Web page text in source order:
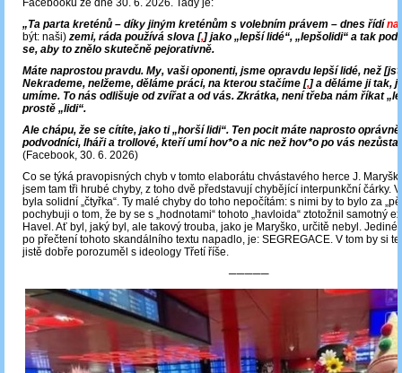
Facebooku ze dne 30. 6. 2026. Tady je:
„Ta parta kreténů – díky jiným kreténům s volebním právem – dnes řídí
být: naši) zemi, ráda používá slova [,] jako „lepší lidé“, „lepšolidi“ a tak
se, aby to znělo skutečně pejorativně.
Máte naprostou pravdu. My, vaši oponenti, jsme opravdu lepší lidé, než
Nekrademe, nelžeme, děláme práci, na kterou stačíme [,] a děláme ji tak,
umíme. To nás odlišuje od zvířat a od vás. Zkrátka, není třeba nám říkat
prostě „lidi“.
Ale chápu, že se cítíte, jako ti „horší lidi“. Ten pocit máte naprosto
podvodníci, lháři a trollové, kteří umí hov*o a nic než hov*o po vás
(Facebook, 30. 6. 2026)
Co se týká pravopisných chyb v tomto elaborátu chvástavého herce J.
jsem tam tři hrubé chyby, z toho dvě představují chybějící interpunkční čárky.
byla solidní „čtyřka“. Ty malé chyby do toho nepočítám: s nimi by to bylo za
pochybuji o tom, že by se s „hodnotami“ tohoto „havloida“ ztotožnil samotný
Havel. Ať byl, jaký byl, ale takový trouba, jako je Maryško, určitě nebyl. Jediné
po přečtení tohoto skandálního textu napadlo, je: SEGREGACE. V tom by si
jistě dobře porozuměl s ideology Třetí říše.
─────